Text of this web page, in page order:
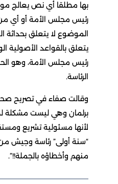
بها مطلقا أي نص يعالج
رئيس مجلس الأمة أو أي
الموضوع لا يتعلق بحداثة
يتعلق بالقواعد الأصولية
رئيس مجلس الأمة، وهو
الرئاسة.
وقالت صفاء في تصريح
برلمان وهي ليست مشكلة
لأنها مسئولية تشريع
“سنة أولى” رئاسة وجيش
منهم وأخطاؤه بالجملة!!”.